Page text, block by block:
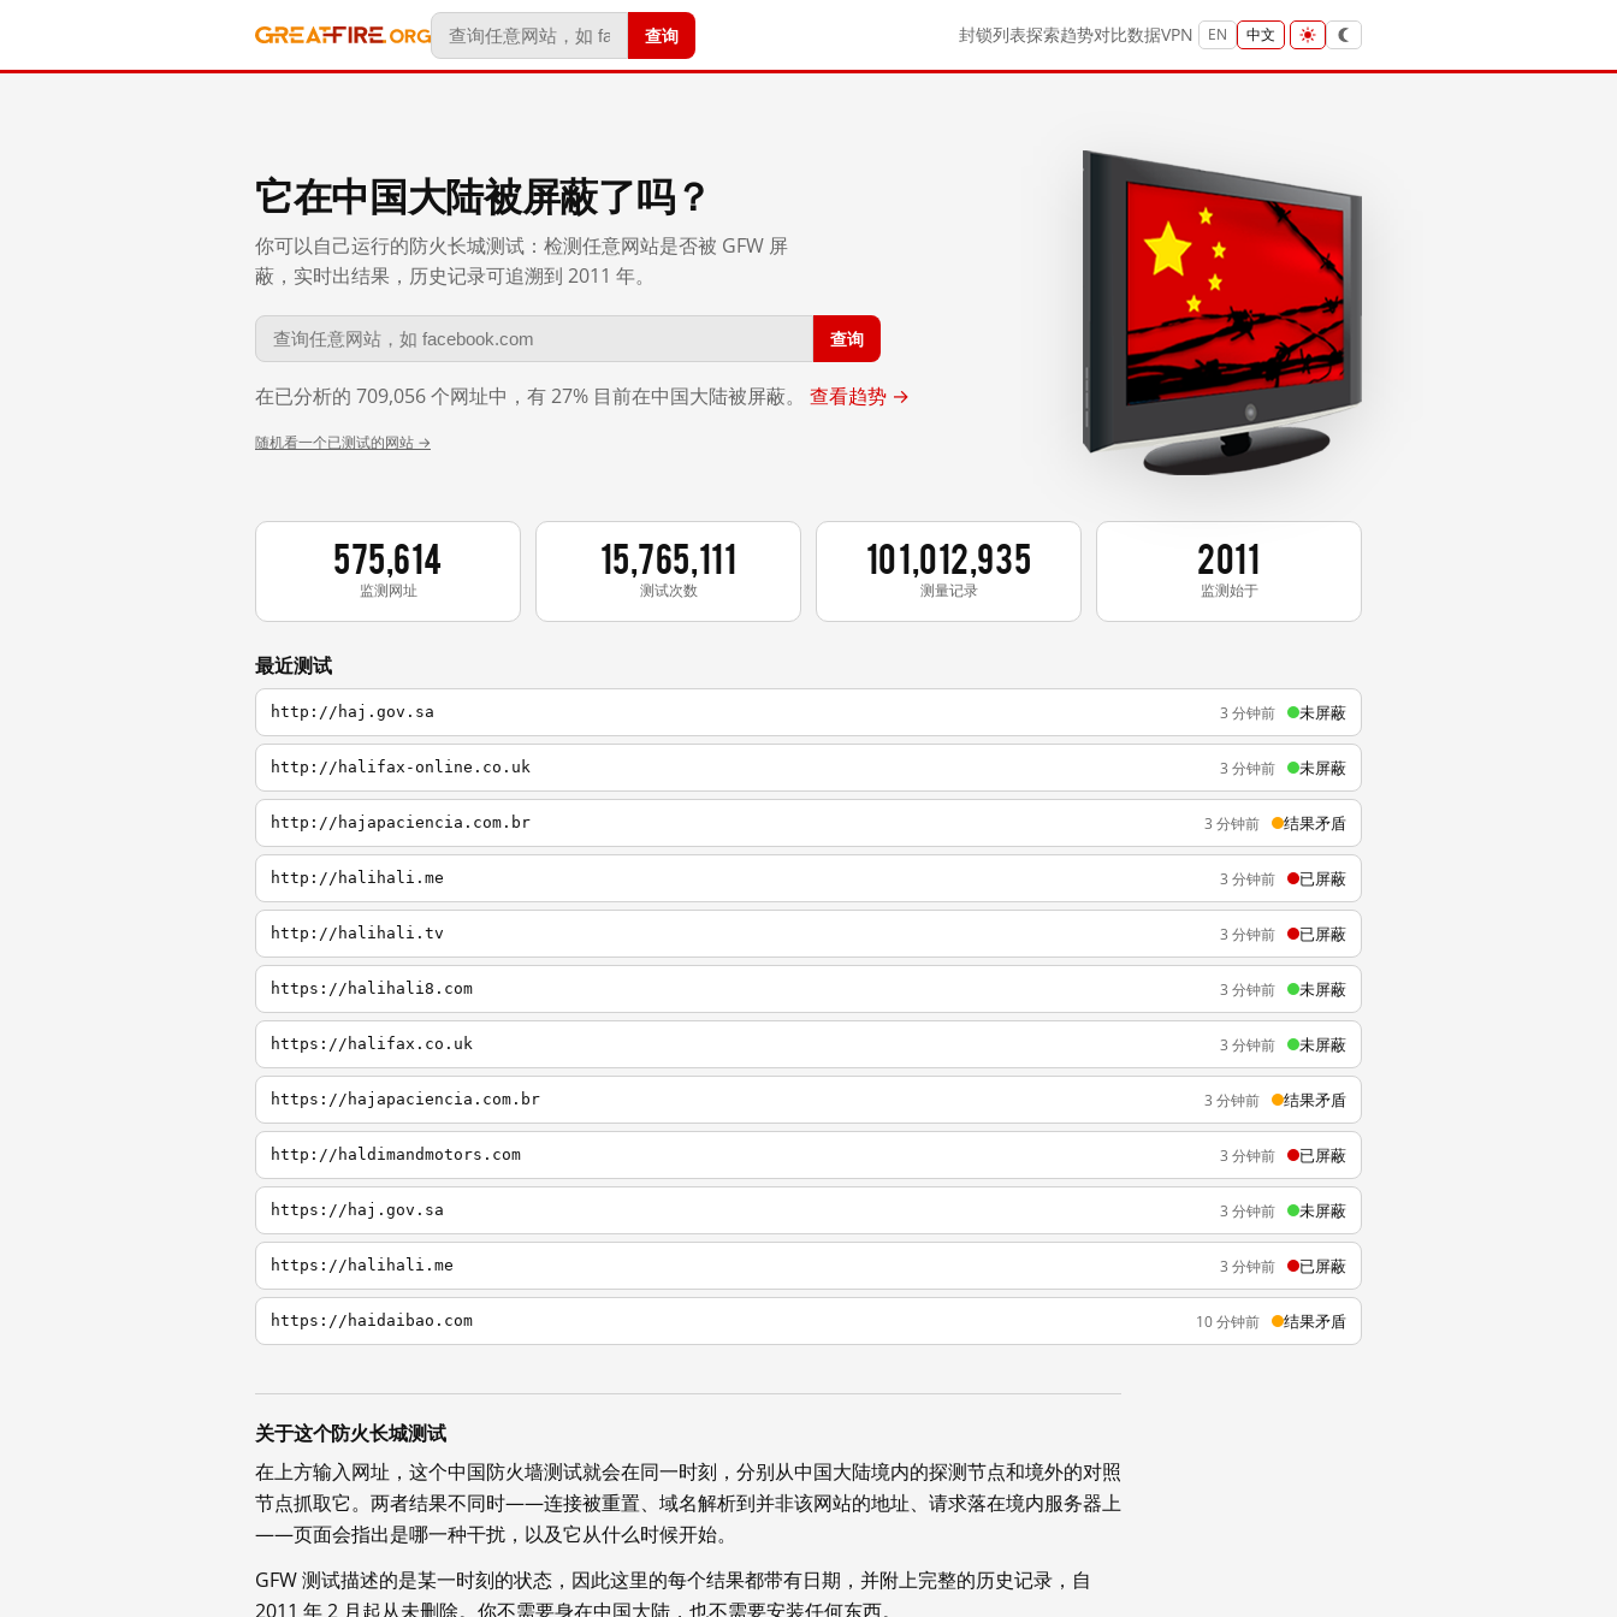
查询 封锁列表探索趋势对比数据VPN EN 中文
它在中国大陆被屏蔽了吗？
你可以自己运行的防火长城测试：检测任意网站是否被 GFW 屏
蔽，实时出结果，历史记录可追溯到 2011 年。
查询
在已分析的 709,056 个网址中，有 27% 目前在中国大陆被屏蔽。 查看趋势 →
随机看一个已测试的网站 →
575,614
监测网址
15,765,111
测试次数
101,012,935
测量记录
2011
监测始于
最近测试
http://haj.gov.sa 3 分钟前 未屏蔽
http://halifax-online.co.uk 3 分钟前 未屏蔽
http://hajapaciencia.com.br 3 分钟前 结果矛盾
http://halihali.me 3 分钟前 已屏蔽
http://halihali.tv 3 分钟前 已屏蔽
https://halihali8.com 3 分钟前 未屏蔽
https://halifax.co.uk 3 分钟前 未屏蔽
https://hajapaciencia.com.br 3 分钟前 结果矛盾
http://haldimandmotors.com 3 分钟前 已屏蔽
https://haj.gov.sa 3 分钟前 未屏蔽
https://halihali.me 3 分钟前 已屏蔽
https://haidaibao.com 10 分钟前 结果矛盾
关于这个防火长城测试
在上方输入网址，这个中国防火墙测试就会在同一时刻，分别从中国大陆境内的探测节点和境外的对照
节点抓取它。两者结果不同时——连接被重置、域名解析到并非该网站的地址、请求落在境内服务器上
——页面会指出是哪一种干扰，以及它从什么时候开始。
GFW 测试描述的是某一时刻的状态，因此这里的每个结果都带有日期，并附上完整的历史记录，自
2011 年 2 月起从未删除。你不需要身在中国大陆，也不需要安装任何东西。